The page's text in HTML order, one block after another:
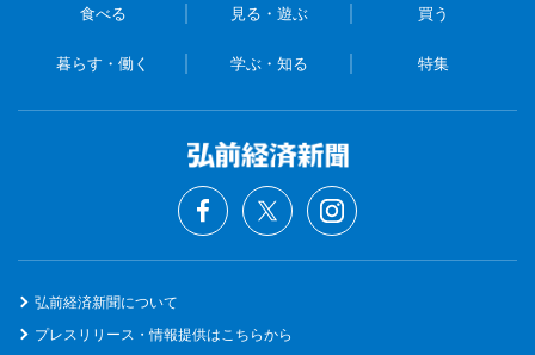
食べる 見る・遊ぶ 買う
暮らす・働く 学ぶ・知る 特集
弘前経済新聞について
プレスリリース・情報提供はこちらから